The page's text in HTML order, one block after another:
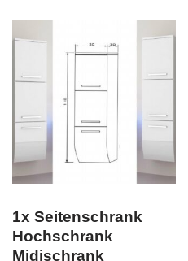
1x Seitenschrank
Hochschrank
Midischrank